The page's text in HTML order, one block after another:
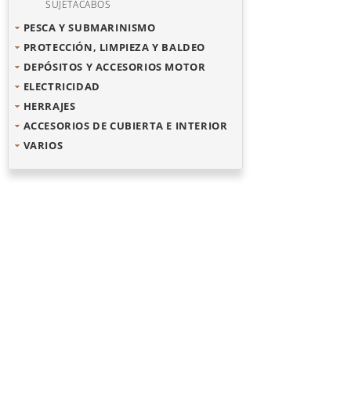
SUJETACABOS
PESCA Y SUBMARINISMO
PROTECCIÓN, LIMPIEZA Y BALDEO
DEPÓSITOS Y ACCESORIOS MOTOR
ELECTRICIDAD
HERRAJES
ACCESORIOS DE CUBIERTA E INTERIOR
VARIOS